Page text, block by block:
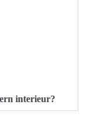
interieur?